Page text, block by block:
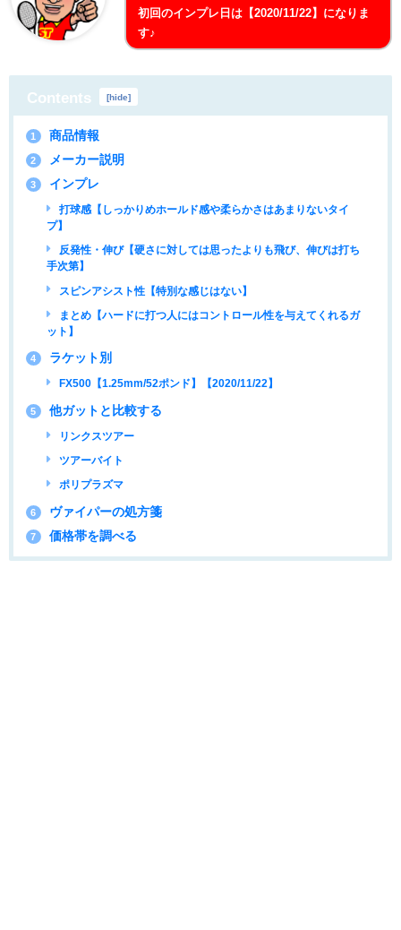
初回のインプレ日は【2020/11/22】になりま
す♪
Contents [hide]
1 商品情報
2 メーカー説明
3 インプレ
打球感【しっかりめホールド感や柔らかさはあまりないタイ
プ】
反発性・伸び【硬さに対しては思ったよりも飛び、伸びは打ち
手次第】
スピンアシスト性【特別な感じはない】
まとめ【ハードに打つ人にはコントロール性を与えてくれるガ
ット】
4 ラケット別
FX500【1.25mm/52ポンド】【2020/11/22】
5 他ガットと比較する
リンクスツアー
ツアーバイト
ポリプラズマ
6 ヴァイパーの処方箋
7 価格帯を調べる